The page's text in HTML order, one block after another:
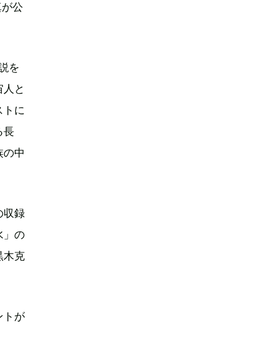
公
を
と
トに
長
の中
収録
」の
木克
トが